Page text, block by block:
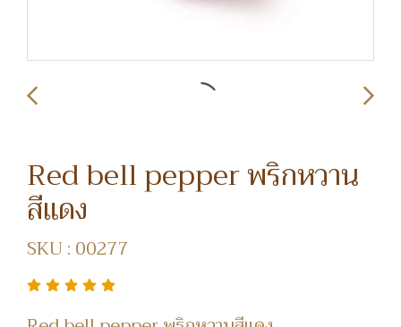
Red bell pepper พริกหวาน
สีแดง
SKU : 00277